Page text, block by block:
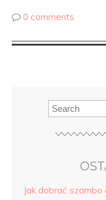
0 comments
Jak dobrać